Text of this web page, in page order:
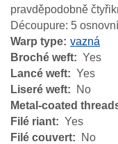
pravděpodobně
Découpure: 5
Warp type vazná
Broché weft
Yes
Lancé weft
Yes
Liseré weft
No
Metal-coated
Filé riant
Yes
Filé couvert
No